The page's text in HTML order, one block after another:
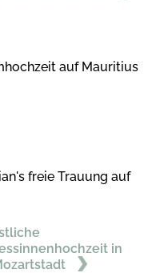
auf Mauritius
freie Trauung auf
in